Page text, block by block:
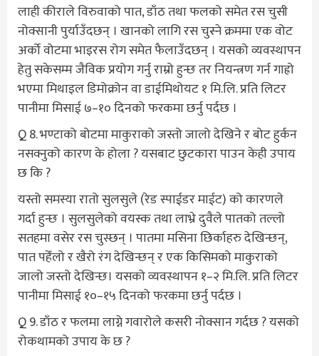
लाही कीराले विरुवाको पात, डाँठ तथा फलको समेत रस चुसी
नोक्सानी पुर्याउँदछन् । खानको लागि रस चुस्ने क्रममा एक वोट
अर्को वोटमा भाइरस रोग समेत फैलाउँदछन् । यसको व्यवस्थापन
हेतु सकेसम्म जैविक प्रयोग गर्नु राम्रो हुन्छ तर नियन्त्रण गर्न गाह्रो
भएमा मिथाइल डिमोक्रोन वा डाईमिथोयट १ मि.लि. प्रति लिटर
पानीमा मिसाई ७–१० दिनको फरकमा छर्नु पर्दछ ।
Q 8. भण्टाको बोटमा माकुराको जस्तो जालो देखिने र बोट हुर्कन
नसक्नुको कारण के होला ? यसबाट छुटकारा पाउन केही उपाय
छ कि ?
यस्तो समस्या रातो सुलसुले (रेड स्पाईडर माईट) को कारणले
गर्दा हुन्छ । सुलसुलेको वयस्क तथा लाभ्रे दुवैले पातको तल्लो
सतहमा वसेर रस चुस्छन् । पातमा मसिना छिर्काहरु देखिन्छन्,
पात पहेँलो र खैरो रंग देखिन्छन् र एक किसिमको माकुराको
जालो जस्तो देखिन्छ। यसको व्यवस्थापन १–२ मि.लि. प्रति लिटर
पानीमा मिसाई १०–१५ दिनको फरकमा छर्नु पर्दछ ।
Q 9. डाँठ र फलमा लाग्ने गवारोले कसरी नोक्सान गर्दछ ? यसको
रोकथामको उपाय के छ ?